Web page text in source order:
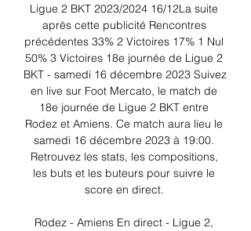
Ligue 2 BKT 2023/2024 16/12La suite
après cette publicité Rencontres
précédentes 33% 2 Victoires 17% 1 Nul
50% 3 Victoires 18e journée de Ligue 2
BKT - samedi 16 décembre 2023 Suivez
en live sur Foot Mercato, le match de
18e journée de Ligue 2 BKT entre
Rodez et Amiens. Ce match aura lieu le
samedi 16 décembre 2023 à 19:00.
Retrouvez les stats, les compositions,
les buts et les buteurs pour suivre le
score en direct.
Rodez - Amiens En direct - Ligue 2,